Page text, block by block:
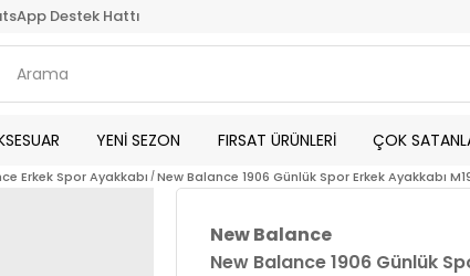
Destek Hattı
YENİ SEZON FIRSAT ÜRÜNLERİ ÇOK
Erkek Spor Ayakkabı New Balance 1906 Günlük Spor Erkek Ayakkabı
New Balance
New Balance 1906 Günlük